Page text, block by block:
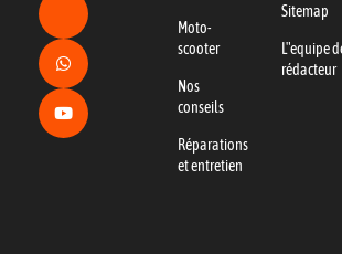
Moto-
scooter
Nos
conseils
Réparations
et entretien
Sitemap
L"equipe
rédacteur